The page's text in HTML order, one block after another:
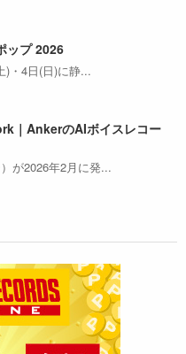
ップ 2026
)・4日(日)に静...
｜AnkerのAIボイスレコー
が2026年2月に発...